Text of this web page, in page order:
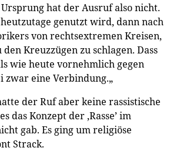
hat der Ausruf also nicht.
genutzt wird, dann nach
von rechtsextremen Kreisen,
Kreuzzügen zu schlagen. Dass
wie heute vornehmlich gegen
zwar eine Verbindung.„
der Ruf aber keine rassistische
das Konzept der ‚Rasse’ im
gab. Es ging um religiöse
Strack.